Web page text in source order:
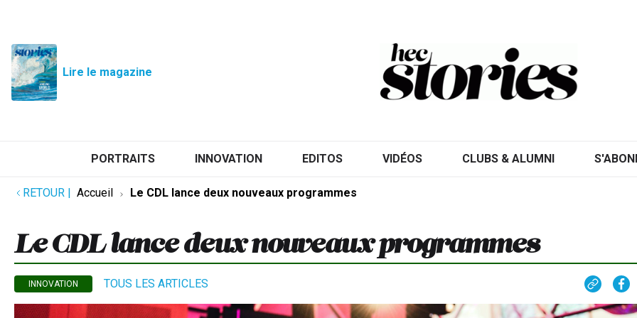
Lire le magazine
PORTRAITS INNOVATION EDITOS VIDÉOS CLUBS & ALUMNI
RETOUR | Accueil Le CDL lance deux nouveaux programmes
Le CDL lance deux nouveaux programmes
INNOVATION TOUS LES ARTICLES